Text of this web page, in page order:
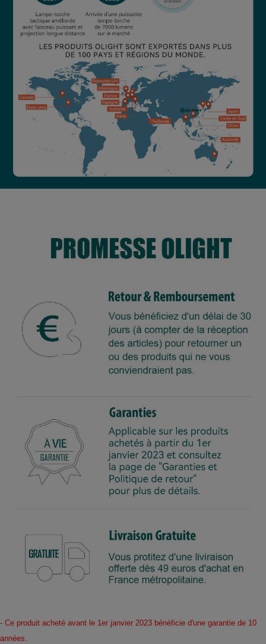
- Ce produit acheté avant le 1er janvier 2023 bénéficie d'une garantie de 10
années.